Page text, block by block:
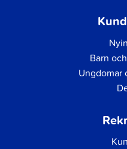
Barn
Ungdomar